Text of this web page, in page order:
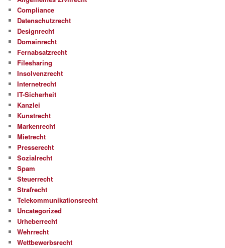
Compliance
Datenschutzrecht
Designrecht
Domainrecht
Fernabsatzrecht
Filesharing
Insolvenzrecht
Internetrecht
IT-Sicherheit
Kanzlei
Kunstrecht
Markenrecht
Mietrecht
Presserecht
Sozialrecht
Spam
Steuerrecht
Strafrecht
Telekommunikationsrecht
Uncategorized
Urheberrecht
Wehrrecht
Wettbewerbsrecht